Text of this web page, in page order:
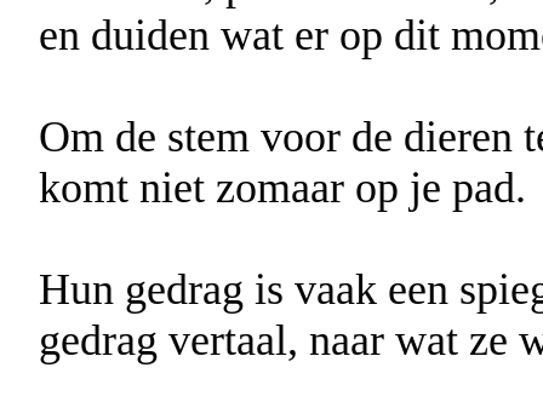
en duiden wat er op dit
Om de stem voor de dieren
komt niet zomaar op je pad.
Hun gedrag is vaak een
gedrag vertaal, naar wat ze